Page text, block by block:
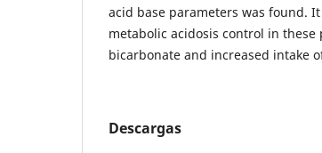
acid base parameters was found.
metabolic acidosis control in
bicarbonate and increased intake
Descargas